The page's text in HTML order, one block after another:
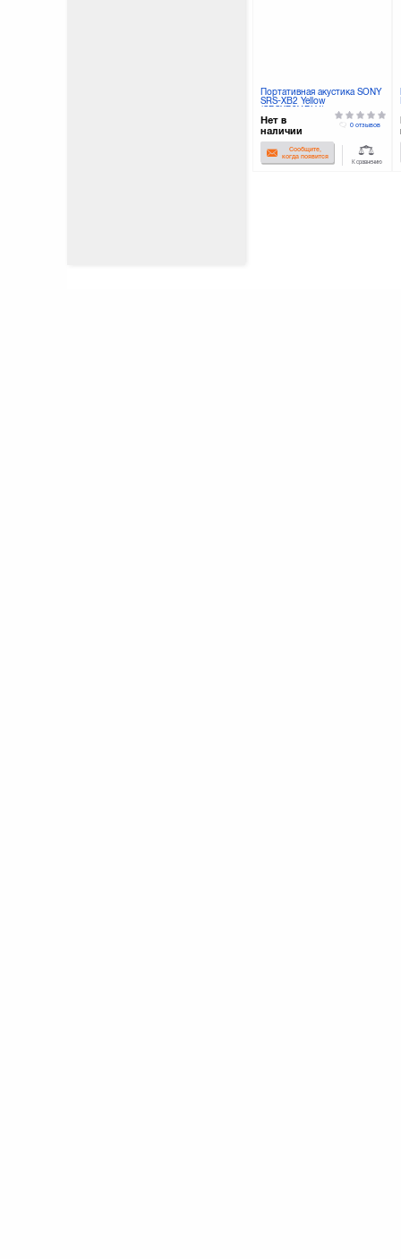
Портативная акустика SONY
SRS-XB2 Yellow
Нет в
наличии
Сообщите,
когда появится
0 отзывов
К сравнению